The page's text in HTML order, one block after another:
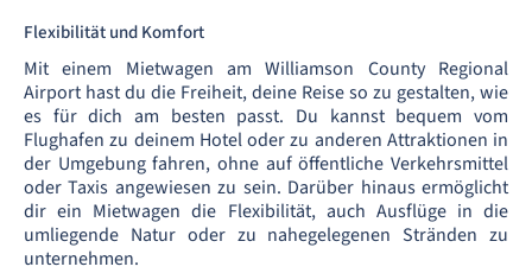
Flexibilität und Komfort
Mit einem Mietwagen am Williamson County Regional
Airport hast du die Freiheit, deine Reise so zu gestalten, wie
es für dich am besten passt. Du kannst bequem vom
Flughafen zu deinem Hotel oder zu anderen Attraktionen in
der Umgebung fahren, ohne auf öffentliche Verkehrsmittel
oder Taxis angewiesen zu sein. Darüber hinaus ermöglicht
dir ein Mietwagen die Flexibilität, auch Ausflüge in die
umliegende Natur oder zu nahegelegenen Stränden zu
unternehmen.